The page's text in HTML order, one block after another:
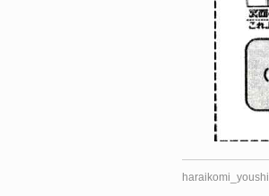
haraikomi_youshi